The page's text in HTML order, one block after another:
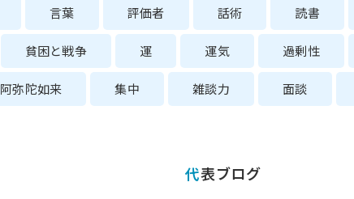
言葉 評価者 話術 読書
貧困と戦争 運 運気 過剰性
阿弥陀如来 集中 雑談力 面談
代表ブログ